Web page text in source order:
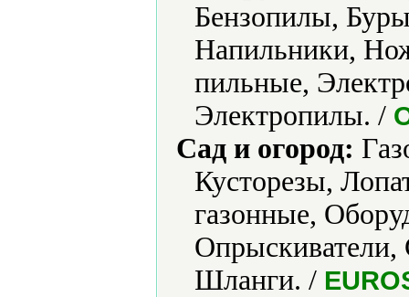
Бензопилы,
Напильники,
пильные,
Электропилы. /
Сад и огород:
Кусторезы,
газонные,
Шланги. /